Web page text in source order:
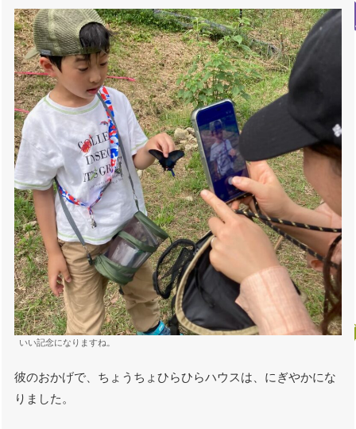
いい記念になりますね。
彼のおかげで、ちょうちょひらひらハウスは、にぎやかにな
りました。